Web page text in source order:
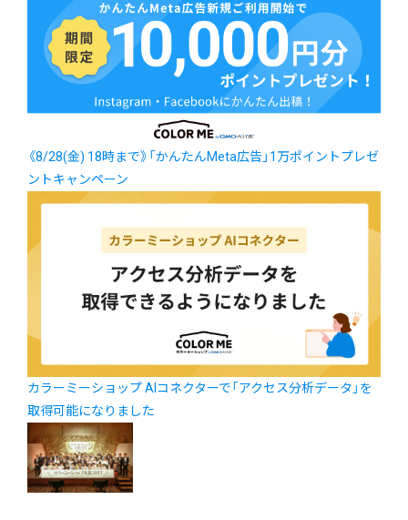
《8/28(金) 18時まで》「かんたんMeta広告」1万ポイントプレゼ
ントキャンペーン
カラーミーショップ AIコネクターで「アクセス分析データ」を
取得可能になりました